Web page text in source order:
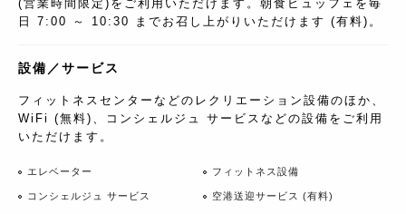
(営業時間限定)をご利用いただけます。朝食ビュッフェを毎
日 7:00 ～ 10:30 までお召し上がりいただけます (有料)。
設備／サービス
フィットネスセンターなどのレクリエーション設備のほか、
WiFi (無料)、コンシェルジュ サービスなどの設備をご利用
いただけます。
エレベーター フィットネス設備
コンシェルジュ サービス 空港送迎サービス (有料)